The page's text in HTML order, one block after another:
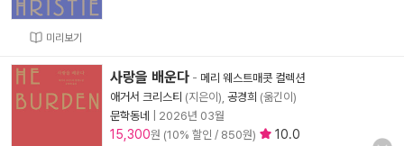
미리보기
사랑을 배운다 - 메리 웨스트매콧 컬렉션
애거서 크리스티 (지은이), 공경희 (옮긴이)
문학동네
2026년 03월
15,300원 (10% 할인 / 850원) 10.0